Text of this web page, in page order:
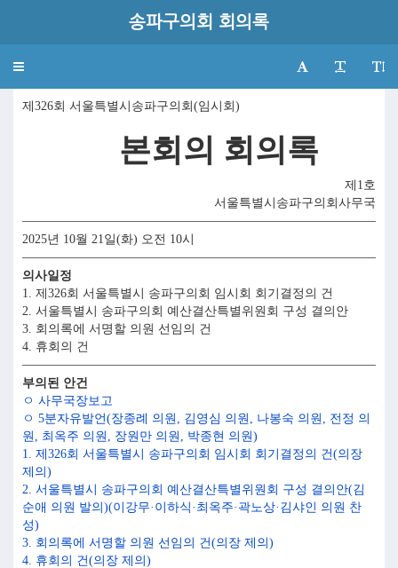
송파구의회 회의록
Toggle
제326회 서울특별시송파구의회(임시회)
본회의 회의록
제1호
서울특별시송파구의회사무국
2025년 10월 21일(화) 오전 10시
의사일정
1. 제326회 서울특별시 송파구의회 임시회 회기결정의 건
2. 서울특별시 송파구의회 예산결산특별위원회 구성 결의안
3. 회의록에 서명할 의원 선임의 건
4. 휴회의 건
부의된 안건
ㅇ 사무국장보고
ㅇ 5분자유발언(장종례 의원, 김영심 의원, 나봉숙 의원, 전정 의
원, 최옥주 의원, 장원만 의원, 박종현 의원)
1. 제326회 서울특별시 송파구의회 임시회 회기결정의 건(의장
제의)
2. 서울특별시 송파구의회 예산결산특별위원회 구성 결의안(김
순애 의원 발의)(이강무·이하식·최옥주·곽노상·김샤인 의원 찬
성)
3. 회의록에 서명할 의원 선임의 건(의장 제의)
4. 휴회의 건(의장 제의)